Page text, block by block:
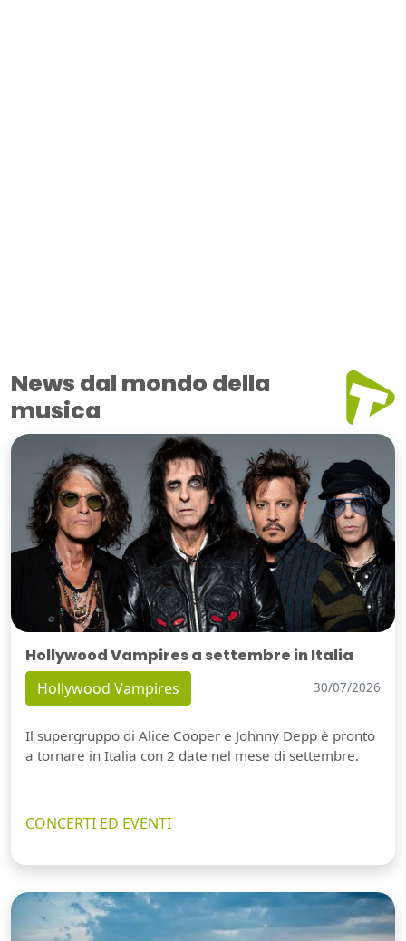
News dal mondo della
musica
Hollywood Vampires a settembre in Italia
Hollywood Vampires 30/07/2026
Il supergruppo di Alice Cooper e Johnny Depp è pronto
a tornare in Italia con 2 date nel mese di settembre.
CONCERTI ED EVENTI